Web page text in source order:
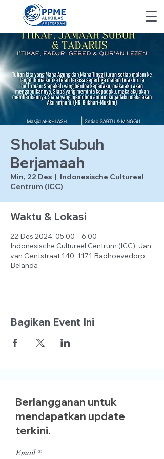
Sholat Subuh
Berjamaah
Min, 22 Des
  |
Indonesische Cultureel
Centrum (ICC)
Waktu & Lokasi
22 Des 2024, 05.00 – 6.00
Indonesische Cultureel Centrum (ICC), Jan
van Gentstraat 140, 1171 Badhoevedorp,
Belanda
Bagikan Event Ini
Berlangganan untuk
mendapatkan update
terkini.
Email